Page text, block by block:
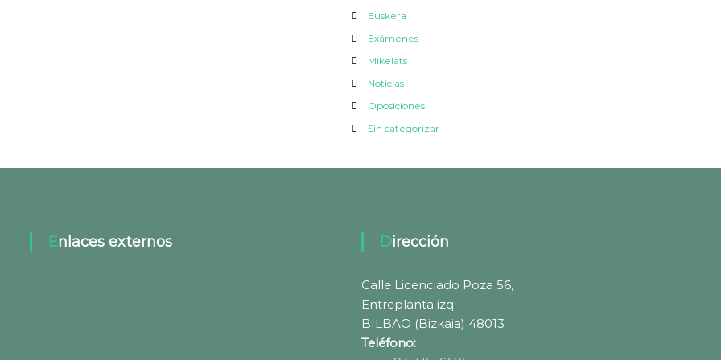
Euskera
Exámenes
Mikelats
Noticias
Oposiciones
Sin categorizar
Enlaces externos Dirección
Calle Licenciado Poza 56,
Entreplanta izq.
BILBAO (Bizkaia) 48013
Teléfono: